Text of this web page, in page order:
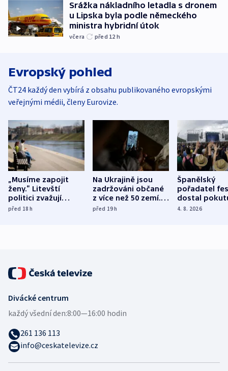
Srážka nákladního letadla s dronem
u Lipska byla podle německého
ministra hybridní útok
včera před 12 h
Evropský pohled
ČT24 každý den vybírá z obsahu publikovaného evropskými
veřejnými médii, členy Eurovize.
„Musíme zapojit
ženy.“ Litevští
politici zvažují
dohodu o
před 18h
Na Ukrajině jsou
zadržováni občané
z více než 50 zemí.
Bojovali na straně
před 19h
Španělský
pořadatel
dostal
nekalé
4. 8. 2026
Divácké centrum
každý všední den:8:00—16:00 hodin
261 136 113
info@ceskatelevize.cz